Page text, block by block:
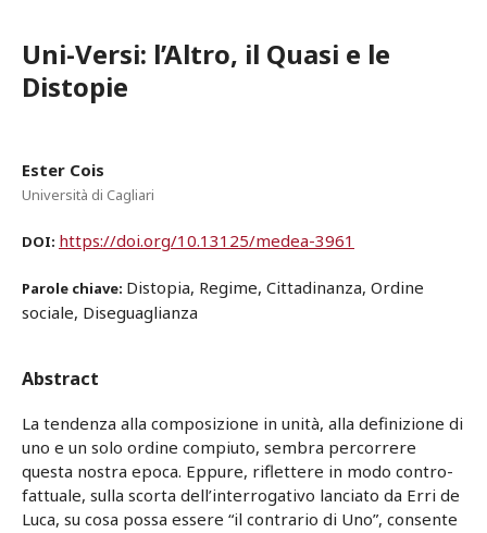
Uni-Versi: l’Altro, il Quasi e le
Distopie
Ester Cois
Università di Cagliari
DOI: https://doi.org/10.13125/medea-3961
Parole chiave: Distopia, Regime, Cittadinanza, Ordine
sociale, Diseguaglianza
Abstract
La tendenza alla composizione in unità, alla definizione di
uno e un solo ordine compiuto, sembra percorrere
questa nostra epoca. Eppure, riflettere in modo contro-
fattuale, sulla scorta dell’interrogativo lanciato da Erri de
Luca, su cosa possa essere “il contrario di Uno”, consente